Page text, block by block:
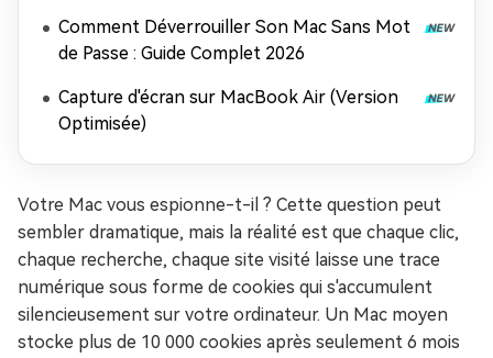
Comment Déverrouiller Son Mac Sans Mot
de Passe : Guide Complet 2026
Capture d'écran sur MacBook Air (Version
Optimisée)
Votre Mac vous espionne-t-il ? Cette question peut
sembler dramatique, mais la réalité est que chaque clic,
chaque recherche, chaque site visité laisse une trace
numérique sous forme de cookies qui s'accumulent
silencieusement sur votre ordinateur. Un Mac moyen
stocke plus de 10 000 cookies après seulement 6 mois